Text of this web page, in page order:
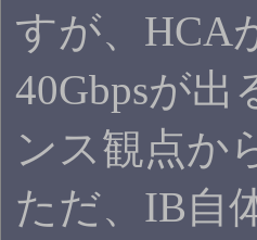
すが、HCA
40Gbpsが
ンス観点か
ただ、IB自